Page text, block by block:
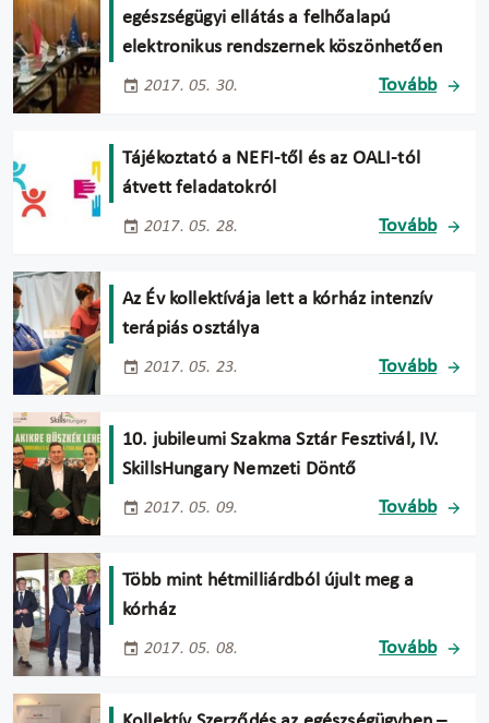
egészségügyi ellátás a felhőalapú
elektronikus rendszernek köszönhetően
2017. 05. 30. Tovább
Tájékoztató a NEFI-től és az OALI-tól
átvett feladatokról
2017. 05. 28. Tovább
Az Év kollektívája lett a kórház intenzív
terápiás osztálya
2017. 05. 23. Tovább
10. jubileumi Szakma Sztár Fesztivál, IV.
SkillsHungary Nemzeti Döntő
2017. 05. 09. Tovább
Több mint hétmilliárdból újult meg a
kórház
2017. 05. 08. Tovább